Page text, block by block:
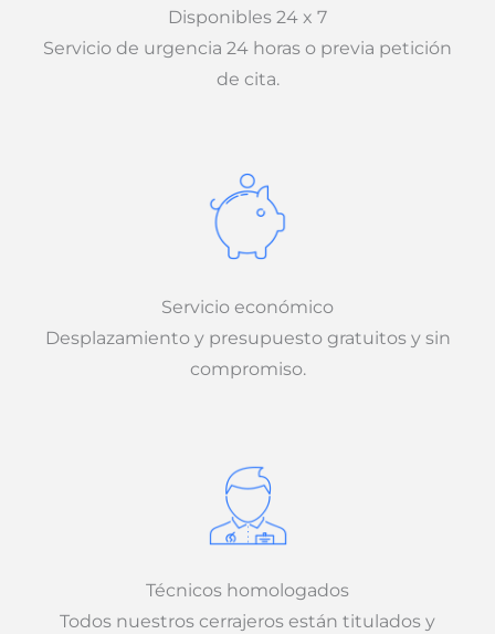
Disponibles 24 x 7
Servicio de urgencia 24 horas o previa petición
de cita.
Servicio económico
Desplazamiento y presupuesto gratuitos y sin
compromiso.
Técnicos homologados
Todos nuestros cerrajeros están titulados y